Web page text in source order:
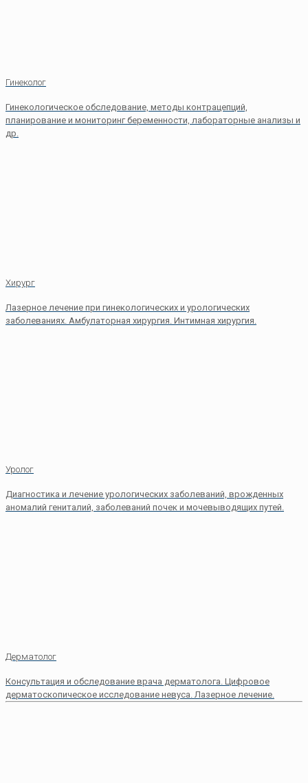
Гинеколог
Гинекологическое обследование, методы контрацепций,
планирование и мониторинг беременности, лабораторные анализы и
др.
Хирург
Лазерное лечение при гинекологических и урологических
заболеваниях. Амбулаторная хирургия. Интимная хирургия.
Уролог
Диагностика и лечение урологических заболеваний, врожденных
аномалий гениталий, заболеваний почек и мочевыводящих путей.
Дерматолог
Консультация и обследование врача дерматолога. Цифровое
дерматоскопическое исследование невуса. Лазерное лечение.